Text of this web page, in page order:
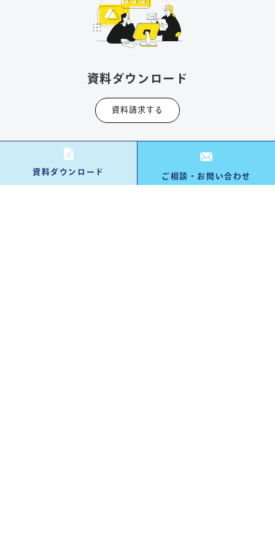
資料ダウンロード
資料請求する
資料ダウンロード
ご相談・お問い合わせ